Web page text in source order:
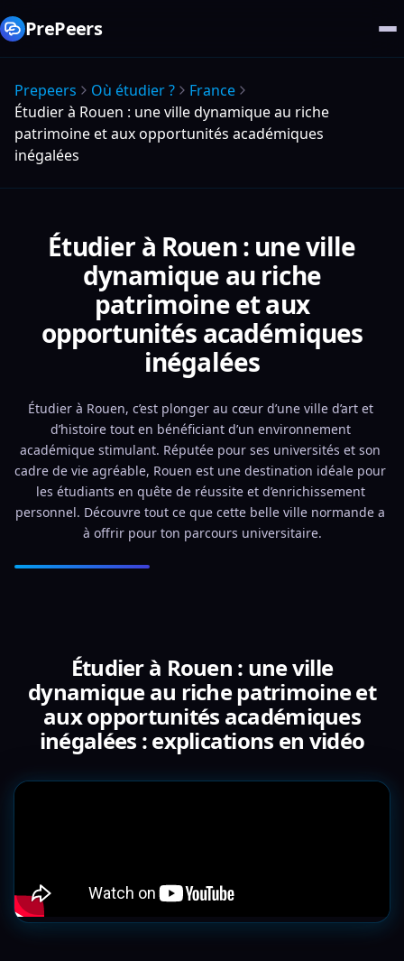
PrePeers
Prepeers Où étudier ?
France
Étudier à Rouen : une ville dynamique au riche
patrimoine et aux opportunités académiques
inégalées
Étudier à Rouen : une ville
dynamique au riche
patrimoine et aux
opportunités académiques
inégalées
Étudier à Rouen, c’est plonger au cœur d’une ville d’art et
d’histoire tout en bénéficiant d’un environnement
académique stimulant. Réputée pour ses universités et son
cadre de vie agréable, Rouen est une destination idéale pour
les étudiants en quête de réussite et d’enrichissement
personnel. Découvre tout ce que cette belle ville normande a
à offrir pour ton parcours universitaire.
Étudier à Rouen : une ville
dynamique au riche patrimoine et
aux opportunités académiques
inégalées : explications en vidéo